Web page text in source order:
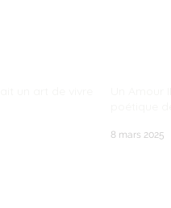
8 mars 2025